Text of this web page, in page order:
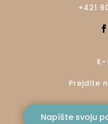
+421
E-
Prejdite
Napíšte svoju